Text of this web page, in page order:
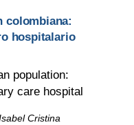
colombiana:
hospitalario
population:
care hospital
Cristina